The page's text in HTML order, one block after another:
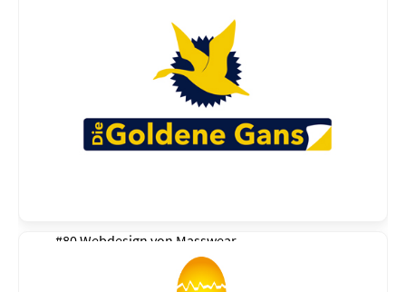
#80 Webdesign von Masswear